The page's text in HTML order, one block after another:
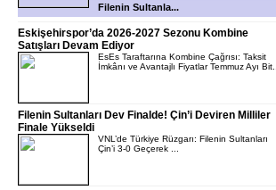
Filenin Sultanla...
Eskişehirspor’da 2026-2027 Sezonu Kombine
Satışları Devam Ediyor
EsEs Taraftarına Kombine Çağrısı: Taksit
İmkânı ve Avantajlı Fiyatlar Temmuz Ayı Bit...
Filenin Sultanları Dev Finalde! Çin’i Deviren Milliler
Finale Yükseldi
VNL’de Türkiye Rüzgarı: Filenin Sultanları
Çin’i 3-0 Geçerek ...